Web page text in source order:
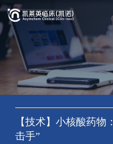
【技术】小核酸药物
击手”